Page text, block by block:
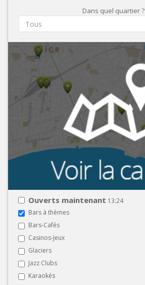
Dans quel quartier ?
Tous
Ouverts maintenant 13:24
Bars à thèmes
Bars-Cafés
Casinos-Jeux
Glaciers
Jazz Clubs
Karaokés